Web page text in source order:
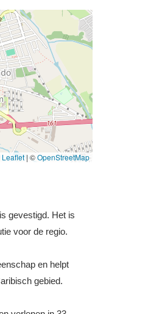
Leaflet | ©OpenStreetMap
gevestigd. Het is
voor de regio.
en helpt
gebied.